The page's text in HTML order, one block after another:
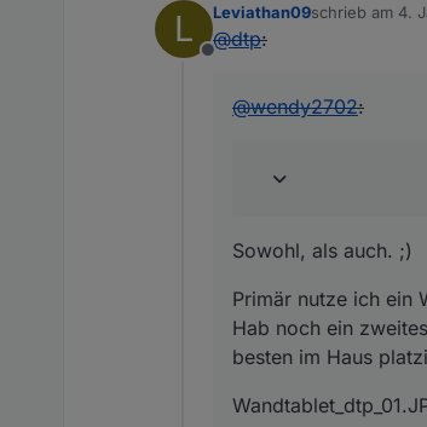
L
Offline
Leviathan09schrieb am 4.
zuletzt editiert
@dtp:
@wendy2702:
Sowohl, als auch. ;)
Primär nutze ich ein
Hab noch ein
besten im Haus